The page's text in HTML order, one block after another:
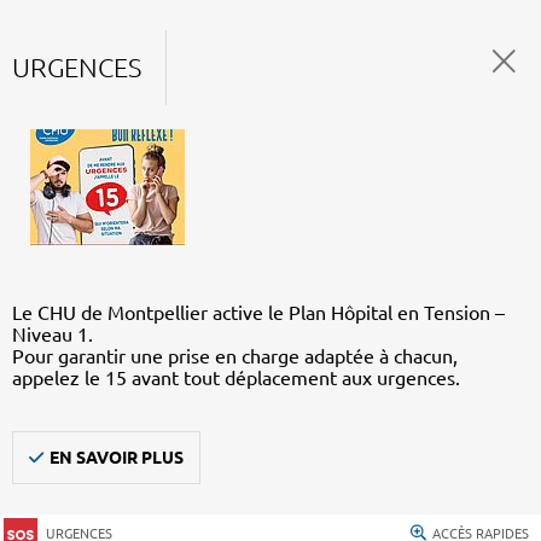
URGENCES
Le CHU de Montpellier active le Plan Hôpital en Tension –
Niveau 1.
Pour garantir une prise en charge adaptée à chacun,
appelez le 15 avant tout déplacement aux urgences.
EN SAVOIR PLUS
URGENCES ACCÈS RAPIDES